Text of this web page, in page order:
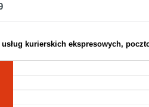
kurierskich ekspresowych,